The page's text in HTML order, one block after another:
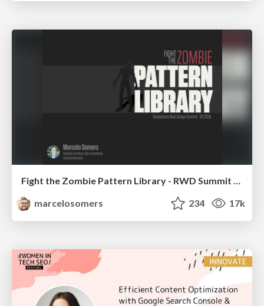
Fight the Zombie Pattern Library - RWD Summit 2016
marcelosomers
234 17k